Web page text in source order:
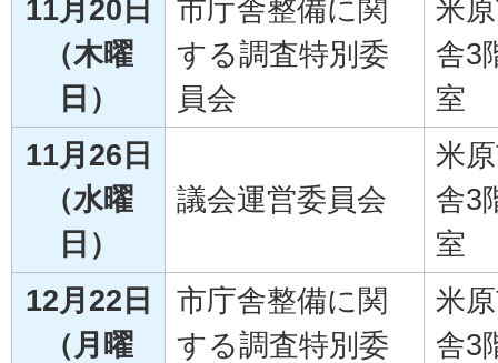
11月20日
（木曜
日）
市庁舎整備に関
する調査特別委
員会
米
舎3
室
11月26日
（水曜
日）
議会運営委員会
米
舎3
室
12月22日
（月曜
市庁舎整備に関
する調査特別委
米
舎3